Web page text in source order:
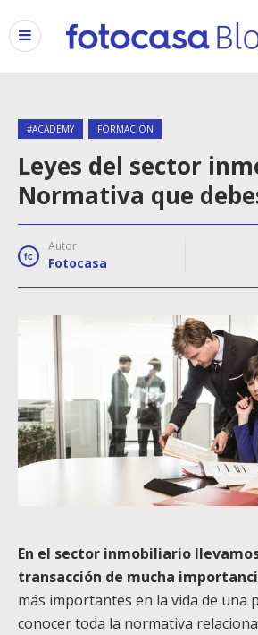
#ACADEMY FORMACIÓN
Leyes del sector
Normativa que
Autor
Fotocasa
En el sector inmobiliario
transacción de mucha
más importantes en la vida de una
conocer toda la normativa